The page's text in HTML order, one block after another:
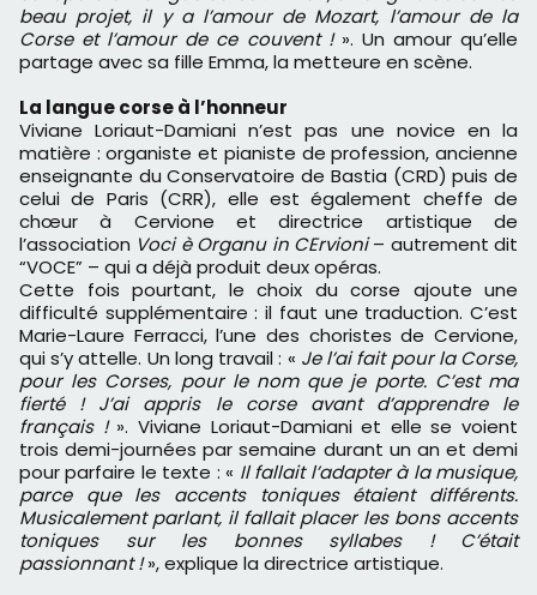
beau projet, il y a l’amour de Mozart, l’amour de la
Corse et l’amour de ce couvent !». Un amour qu’elle
partage avec sa fille Emma, la metteure en scène.
La langue corse à l’honneur
Viviane Loriaut-Damiani n’est pas une novice en la
matière : organiste et pianiste de profession, ancienne
enseignante du Conservatoire de Bastia (CRD) puis de
celui de Paris (CRR), elle est également cheffe de
chœur à Cervione et directrice artistique de
l’association Voci è Organu in CErvioni– autrement dit
“VOCE” – qui a déjà produit deux opéras.
Cette fois pourtant, le choix du corse ajoute une
difficulté supplémentaire : il faut une traduction. C’est
Marie-Laure Ferracci, l’une des choristes de Cervione,
qui s’y attelle. Un long travail : « Je l’ai fait pour la Corse,
pour les Corses, pour le nom que je porte. C’est ma
fierté ! J’ai appris le corse avant d’apprendre le
français ! ». Viviane Loriaut-Damiani et elle se voient
trois demi-journées par semaine durant un an et demi
pour parfaire le texte : « Il fallait l’adapter à la musique,
parce que les accents toniques étaient différents.
Musicalement parlant, il fallait placer les bons accents
toniques sur les bonnes syllabes ! C’était
passionnant !», explique la directrice artistique.